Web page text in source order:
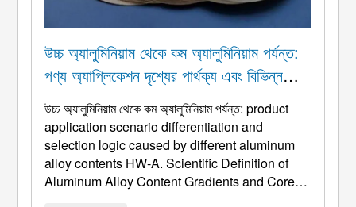
উচ্চ অ্যালুমিনিয়াম থেকে কম অ্যালুমিনিয়াম পর্যন্ত:
পণ্য অ্যাপ্লিকেশন দৃশ্যের পার্থক্য এবং বিভিন্ন
অ্যালুমিনিয়াম খাদ সামগ্রী দ্বারা সৃষ্ট নির্বাচন যুক্তি
উচ্চ অ্যালুমিনিয়াম থেকে কম অ্যালুমিনিয়াম পর্যন্ত:product
application scenario differentiation and
selection logic caused by different aluminum
alloy contents HW-A.Scientific Definition of
Aluminum Alloy Content Gradients and Core